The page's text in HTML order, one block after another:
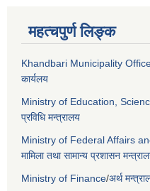
महत्चपुर्ण लिङ्क
Khandbari Municipality
कार्यलय
Ministry of Education,
प्रविधि मन्त्रालय
Ministry of Federal Affairs
मामिला तथा सामान्य प्रशासन
Ministry of Finance/अर्थ